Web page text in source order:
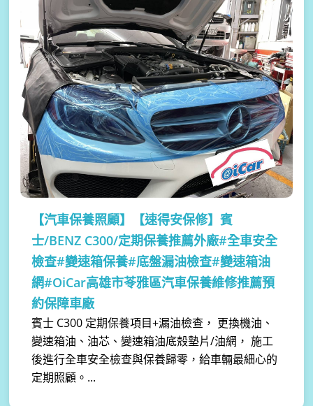
【汽車保養照顧】
【速得安保修】賓
士/BENZ C300/定期保養推薦外廠#全車安全
檢查#變速箱保養#底盤漏油檢查#變速箱油
網#OiCar高雄市苓雅區汽車保養維修推薦預
約保障車廠
賓士 C300 定期保養項目+漏油檢查， 更換機油、
變速箱油、油芯、變速箱油底殼墊片/油網， 施工
後進行全車安全檢查與保養歸零，給車輛最細心的
定期照顧。...